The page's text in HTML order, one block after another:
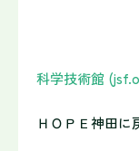
科学技術館
ＨＯＰＥ神田に